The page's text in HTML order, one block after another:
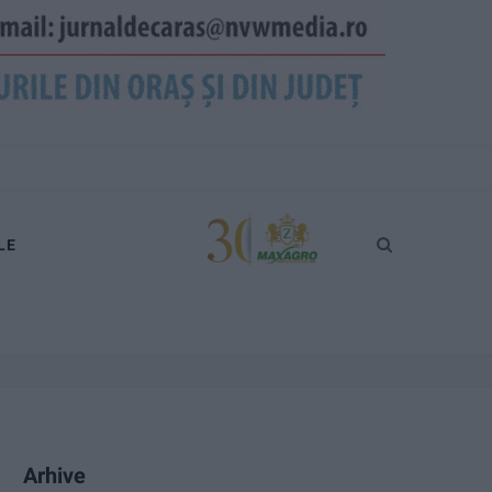
Arhive